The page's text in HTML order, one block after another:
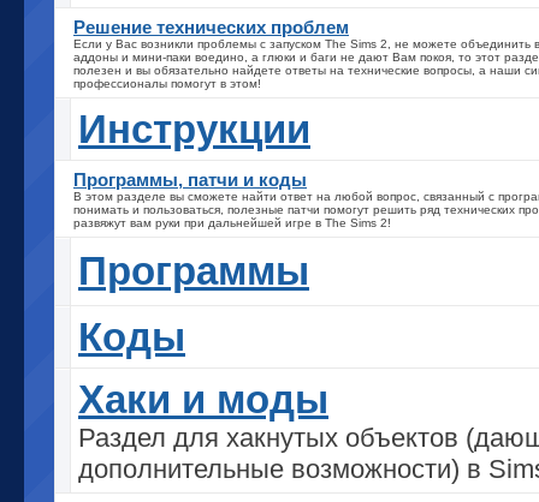
Решение технических проблем
Если у Вас возникли проблемы с запуском The Sims 2, не можете объединить
аддоны и мини-паки воедино, а глюки и баги не дают Вам покоя, то этот
полезен и вы обязательно найдете ответы на технические вопросы, а наши
профессионалы помогут в этом!
Инструкции
Программы, патчи и коды
В этом разделе вы сможете найти ответ на любой вопрос, связанный с
понимать и пользоваться, полезные патчи помогут решить ряд технических
развяжут вам руки при дальнейшей игре в The Sims 2!
Программы
Коды
Хаки и моды
Раздел для хакнутых объектов
дополнительные возможности) в